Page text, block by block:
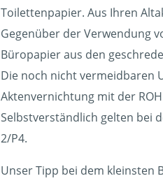
Toilettenpapier. Aus Ihren
Gegenüber der Verwendung
Büropapier aus den
Die noch nicht vermeidbaren
Aktenvernichtung mit der
Selbstverständlich gelten bei
2/P4.
Unser Tipp bei dem kleinsten